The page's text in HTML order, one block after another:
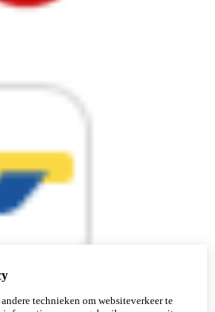
technieken om websiteverkeer te